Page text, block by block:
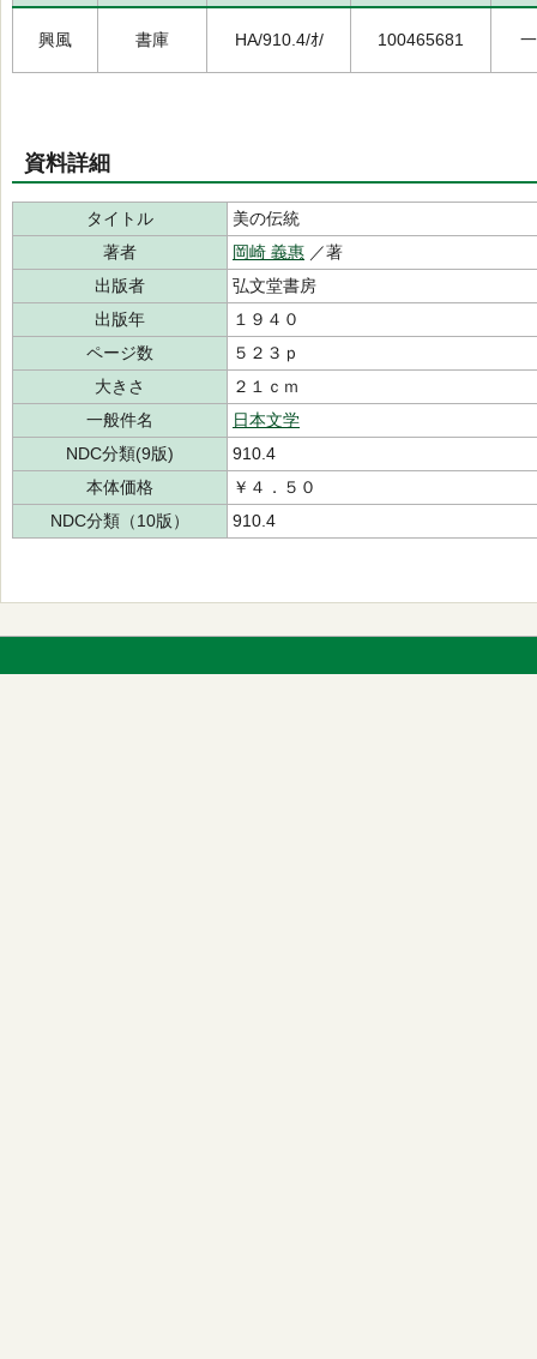
興風 書庫 HA/910.4/ｵ/ 100465681
資料詳細
タイトル
美の伝統
著者
岡崎 義惠 ／著
出版者
弘文堂書房
出版年
１９４０
ページ数
５２３ｐ
大きさ
２１ｃｍ
一般件名
日本文学
NDC分類(9版)
910.4
本体価格
￥４．５０
NDC分類（10版）
910.4